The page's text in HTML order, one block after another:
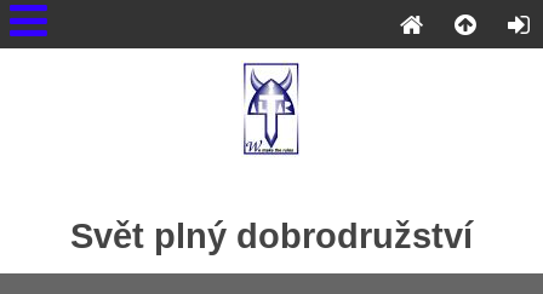
Svět plný dobrodružství